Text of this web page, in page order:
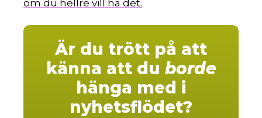
om du hellre vill ha det.
Är du trött på att
känna att du borde
hänga med i
nyhetsflödet?